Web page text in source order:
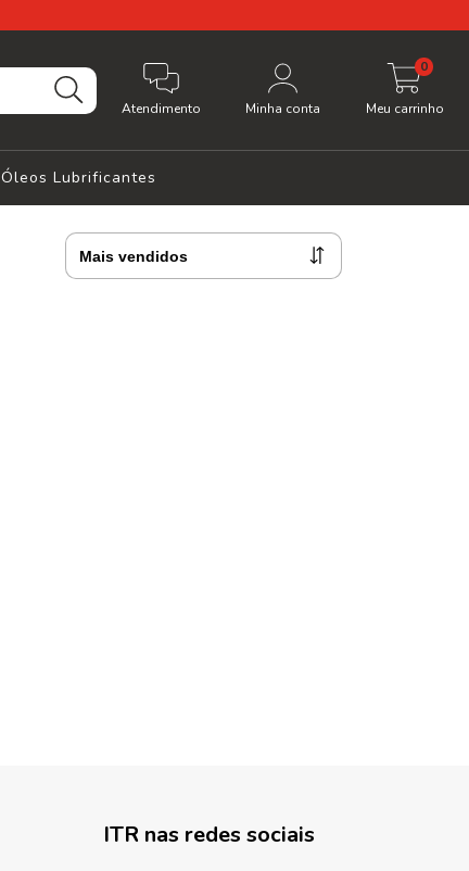
Atendimento Minha conta Meu carrinho
0
Óleos Lubrificantes
ITR nas redes sociais